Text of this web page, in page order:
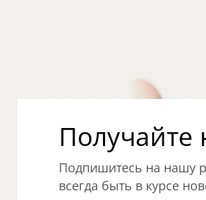
Получайте
Подпишитесь на нашу
всегда быть в курсе